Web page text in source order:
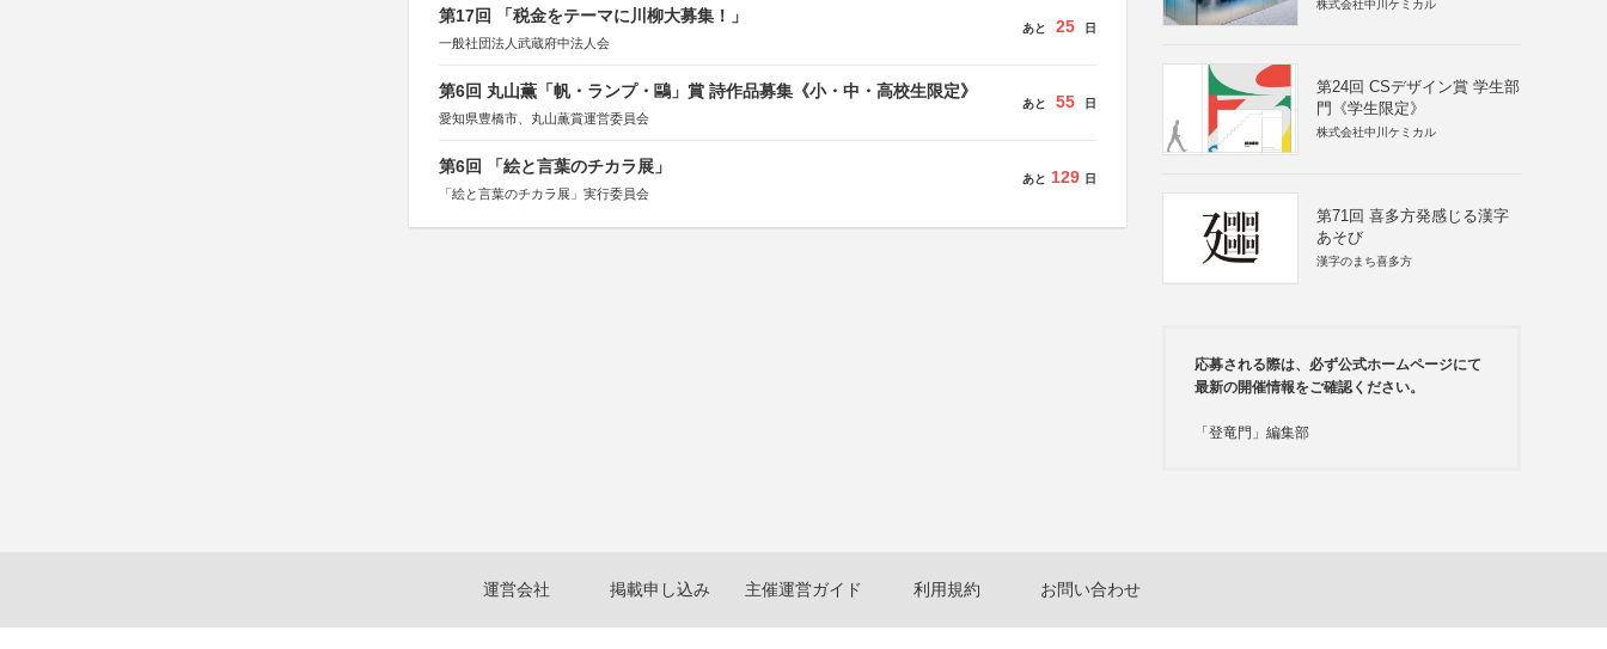
第17回 「税金をテーマに川柳大募集！」
一般社団法人武蔵府中法人会
あと 25 日
第6回 丸山薫「帆・ランプ・鷗」賞 詩作品募集《小・中・高校生限定》
愛知県豊橋市、丸山薫賞運営委員会
あと 55 日
第6回 「絵と言葉のチカラ展」
「絵と言葉のチカラ展」実行委員会
あと 129 日
株式会社中川ケミカル
第24回 CSデザイン賞 学生部
門《学生限定》
株式会社中川ケミカル
第71回 喜多方発感じる漢字
あそび
漢字のまち喜多方
応募される際は、必ず公式ホームページにて
最新の開催情報をご確認ください。
「登竜門」編集部
運営会社 掲載申し込み 主催運営ガイド 利用規約 お問い合わせ